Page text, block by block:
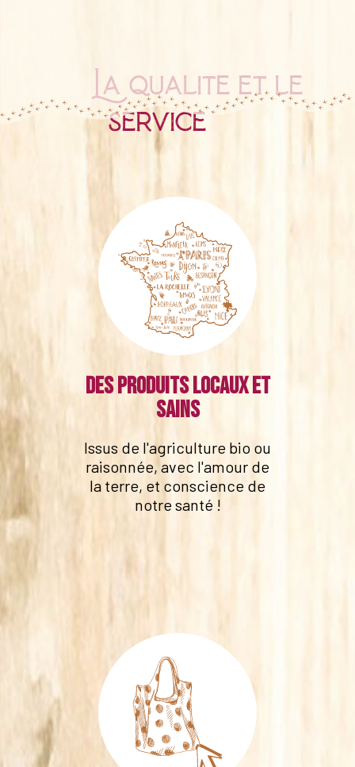
La qualité et le
service
Des produits locaux et
sains
Issus de l'agriculture bio ou
raisonnée, avec l'amour de
la terre, et conscience de
notre santé !